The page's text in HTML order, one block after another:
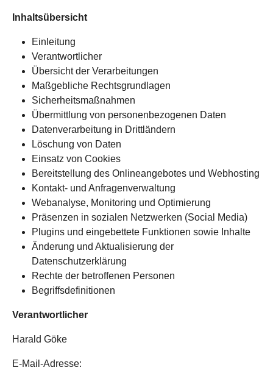
Inhaltsübersicht
Einleitung
Verantwortlicher
Übersicht der Verarbeitungen
Maßgebliche Rechtsgrundlagen
Sicherheitsmaßnahmen
Übermittlung von personenbezogenen Daten
Datenverarbeitung in Drittländern
Löschung von Daten
Einsatz von Cookies
Bereitstellung des Onlineangebotes und Webhosting
Kontakt- und Anfragenverwaltung
Webanalyse, Monitoring und Optimierung
Präsenzen in sozialen Netzwerken (Social Media)
Plugins und eingebettete Funktionen sowie Inhalte
Änderung und Aktualisierung der
Datenschutzerklärung
Rechte der betroffenen Personen
Begriffsdefinitionen
Verantwortlicher
Harald Göke
E-Mail-Adresse: